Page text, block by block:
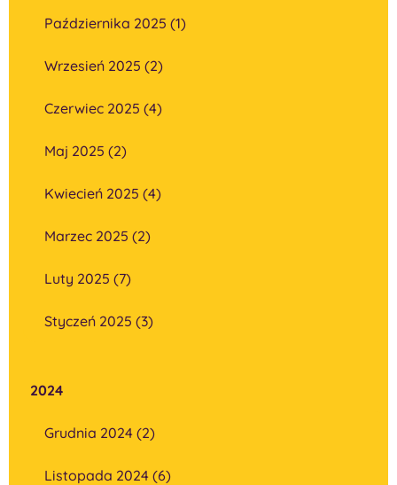
Października 2025 (1)
Wrzesień 2025 (2)
Czerwiec 2025 (4)
Maj 2025 (2)
Kwiecień 2025 (4)
Marzec 2025 (2)
Luty 2025 (7)
Styczeń 2025 (3)
2024
Grudnia 2024 (2)
Listopada 2024 (6)